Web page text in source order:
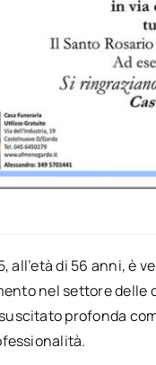
all’età di 56 anni, è
nel settore delle
profonda